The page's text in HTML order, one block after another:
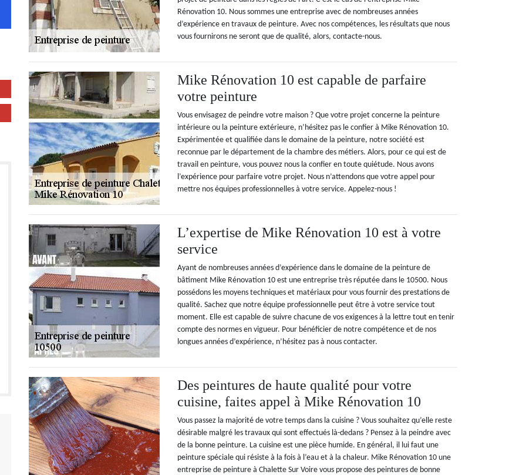
Rénovation 10. Nous sommes une entreprise avec de nombreuses années
d’expérience en travaux de peinture. Avec nos compétences, les résultats que nous
vous fournirons ne seront que de qualité, alors, contacte-nous.
Mike Rénovation 10 est capable de parfaire
votre peinture
Vous envisagez de peindre votre maison ? Que votre projet concerne la peinture
intérieure ou la peinture extérieure, n’hésitez pas le confier à Mike Rénovation 10.
Expérimentée et qualifiée dans le domaine de la peinture, notre société est
reconnue par le département de la chambre des métiers. Alors, pour ce qui est de
travail en peinture, vous pouvez nous la confier en toute quiétude. Nous avons
l’expérience pour parfaire votre projet. Nous n’attendons que votre appel pour
mettre nos équipes professionnelles à votre service. Appelez-nous !
L’expertise de Mike Rénovation 10 est à votre
service
Ayant de nombreuses années d’expérience dans le domaine de la peinture de
bâtiment Mike Rénovation 10 est une entreprise très réputée dans le 10500. Nous
possédons les moyens techniques et matériaux pour vous fournir des prestations de
qualité. Sachez que notre équipe professionnelle peut être à votre service tout
moment. Elle est capable de suivre chacune de vos exigences à la lettre tout en tenir
compte des normes en vigueur. Pour bénéficier de notre compétence et de nos
longues années d’expérience, n’hésitez pas à nous contacter.
Des peintures de haute qualité pour votre
cuisine, faites appel à Mike Rénovation 10
Vous passez la majorité de votre temps dans la cuisine ? Vous souhaitez qu’elle reste
désirable malgré les travaux qui sont effectués là-dedans ? Pensez à la peindre avec
de la bonne peinture. La cuisine est une pièce humide. En général, il lui faut une
peinture spéciale qui résiste à la fois à l’eau et à la chaleur. Mike Rénovation 10 une
entreprise de peinture à Chalette Sur Voire vous propose des peintures de bonne